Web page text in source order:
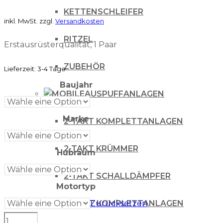
KETTENSCHLEIFER
RITZEL
ZUBEHÖR
AUSPUFFANLAGEN
2-TAKT KOMPLETTANLAGEN
2-TAKT KRÜMMER
2-TAKT SCHALLDÄMPFER
4 TAKT KOMPLETTANLAGEN
inkl. MwSt. zzgl. Versandkosten
Erstausrüsterqualität, 1 Paar
Lieferzeit: 3-4 Tage
Baujahr
Marke
Hubraum
Motortyp
Zurücksetzen
S-